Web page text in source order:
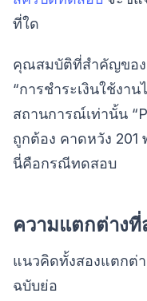
ที่ใด
คุณสมบัติที่สำคัญขอ
“การชำระเงินใช้งา
สถานการณ์เท่านั้น
ถูกต้อง คาดหวัง 201
นี่คือกรณีทดสอบ
ความแตกต่าง
แนวคิดทั้งสองแตกต่
ฉบับย่อ